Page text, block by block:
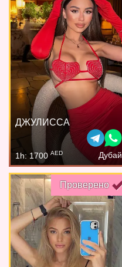
ДЖУЛИССА
1h: 1700 AED Дубай
Проверено